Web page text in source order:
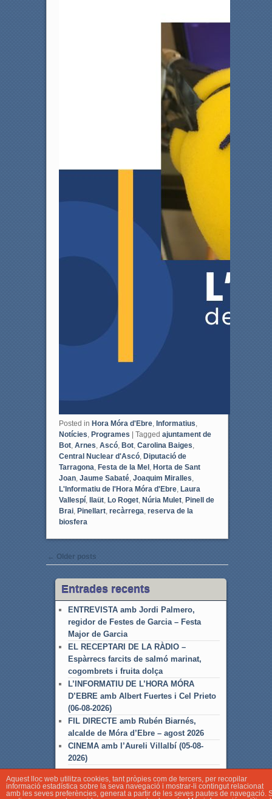
Posted in Hora Móra d'Ebre, Informatius
Notícies Programes | Tagged ajuntament de
Bot, Arnes Ascó, Bot, Carolina Baiges
Central Nuclear d'Ascó, Diputació de
Tarragona Festa de la Mel, Horta de Sant
Joan, Jaume Sabaté, Joaquim Miralles
L'Informatiu de l'Hora Móra d'Ebre, Laura
Vallespí, llaüt, Lo Roget, Núria Mulet, Pinell de
Brai, Pinellart, recàrrega reserva de la
biosfera
Post navigation
← Older posts
Entrades recents
ENTREVISTA amb Jordi Palmero,
regidor de Festes de Garcia – Festa
Major de Garcia
EL RECEPTARI DE LA RÀDIO –
Espàrrecs farcits de salmó marinat,
cogombrets i fruita dolça
L’INFORMATIU DE L’HORA MÓRA
D’EBRE amb Albert Fuertes i Cel Prieto
(06-08-2026)
FIL DIRECTE amb Rubén Biarnés,
alcalde de Móra d’Ebre – agost 2026
CINEMA amb l’Aureli Villalbí (05-08-
2026)
Aquest lloc web utilitza cookies, tant pròpies com de tercers, per recopilar
informació estadística sobre la seva navegació i mostrar-li contingut relacionat
amb les seves preferències, generat a partir de les seves pautes de navegació.